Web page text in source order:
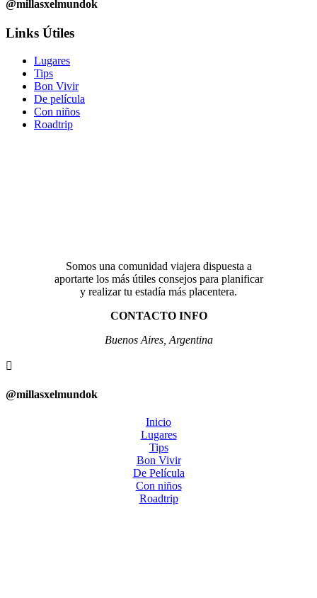
@millasxelmundok
Links Útiles
Lugares
Tips
Bon Vivir
De película
Con niños
Roadtrip
Somos una comunidad viajera dispuesta a
aportarte los más útiles consejos para planificar
y realizar tu estadía más placentera.
CONTACTO INFO
Buenos Aires, Argentina

@millasxelmundok
Inicio
Lugares
Tips
Bon Vivir
De Película
Con niños
Roadtrip